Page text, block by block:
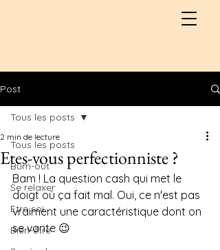
Post
Tous les posts
Burn-out
Se relaxer
Etre soi
Bien-être
Tous les posts
Etes-vous perfectionniste ?
2 min de lecture
Bam ! La question cash qui met le
doigt où ça fait mal. Oui, ce n'est pas
vraiment une caractéristique dont on
se vante 😉